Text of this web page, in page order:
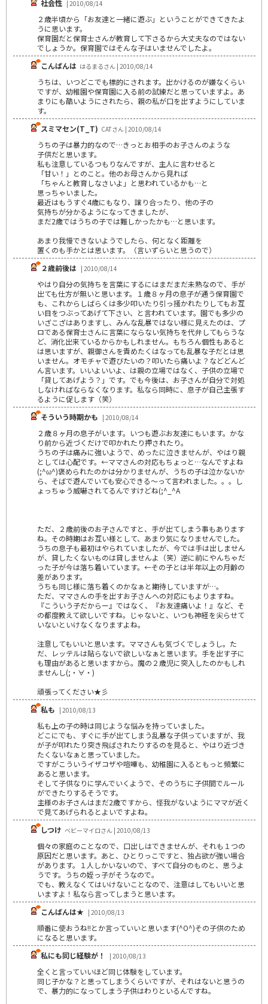
社会性 | 2010/08/14
２歳半頃から「お友達と一緒に遊ぶ」ということができてきたよ
うに思います。
保育園だと保育士さんが教育して下さるから大丈夫なのではない
でしょうか。保育園ではそんな子はいませんでしたよ。
こんばんは はるまるさん | 2010/08/14
うちは、いつどこでも標的にされます。出かけるのが嫌なくらい
ですが、幼稚園や保育園に入る前の試練だと思っていますよ。あ
まりにも酷いようにされたら、親の私が口を出すようにしていま
す。
スミマセン(T_T) CATさん | 2010/08/14
うちの子は暴力的なので…きっとお相手のお子さんのような
子供だと思います。
私も注意しているつもりなんですが、主人に言わせると
「甘い！」とのこと。他のお母さんから見れば
「ちゃんと教育しなさいよ」と思われているかも…と
思っちゃいました。
最近はもうすぐ4歳にもなり、譲り合ったり、他の子の
気持ちが分かるようになってきましたが、
まだ2歳ではうちの子では難しかったかも…と思います。
あまり我慢できないようでしたら、何となく距離を
置くのも手かとは思います。（言いずらいと思うので）
２歳前後は | 2010/08/14
やはり自分の気持ちを言葉にするにはまだまだ未熟なので、手が
出ても仕方が無いと思います。１歳８ヶ月の息子が通う保育園で
も、これからしばらくは多少叩いたり引っ掻かれたりしてもお互
い目をつぶってあげて下さい、と言われています。園でも多少の
いざこざはありますし、みんな乱暴ではない様に見えたのは、プ
ロである保育士さんに言葉にならない気持ちを代弁してもらうな
ど、消化出来ているからかもしれません。もちろん個性もあると
は思いますが、親御さんを責めたくはなっても乱暴な子だとは思
いません。オモチャで遊びたいの？叩いたら痛いよ？などどんど
ん言います。いいよいいよ、は親の立場ではなく、子供の立場で
「貸してあげよう？」です。でも今後は、お子さんが自分で対処
しなければならなくなります。私なら同時に、息子が自己主張す
るように促します（笑）
そういう時期かも | 2010/08/14
２歳８ヶ月の息子がいます。いつも遊ぶお友達にもいます。かな
り前から近づくだけで叩かれたり押されたり。
うちの子は痛みに強いようで、めったに泣きませんが、やはり親
としては心配です。←ママさんの対応もちょっと…なんですよね
(;^ω^)褒められたのかは分かりませんが、うちの子は泣かないか
ら、そばで遊んでいても安心できる～って言われました。。。し
ょっちゅう威嚇されてるんですけどね(;^_^A
ただ、２歳前後のお子さんですと、手が出てしまう事もあります
ね。その時期はお互い様として、あまり気になりませんでした。
うちの息子も最初はやられていましたが、今では手は出しません
が、貸したくないものは貸しませんよ（笑）逆に前にやんちゃだ
った子が今は落ち着いています。←その子とは半年以上の月齢の
差があります。
うちも同じ様に落ち着くのかなぁと期待していますが…。
ただ、ママさんの手を出すお子さんへの対応にもよりますね。
『こういう子だからー』ではなく、『お友達痛いよ！』など、そ
の都度教えて欲しいですね。じゃないと、いつも神経を尖らせて
いないといけなくなりますよね。
注意してもいいと思います。ママさんも気づくでしょうし。た
だ、レッテルは貼らないで欲しいなぁと思います。手を出す子に
も理由があると思いますから。魔の２歳児に突入したのかもしれ
ませんし(;・∀・)
頑張ってください★彡
私も | 2010/08/13
私も上の子の時は同じような悩みを持っていました。
どこにでも、すぐに手が出てしまう乱暴な子供っていますが、我
が子が叩れたり突き飛ばされたりするのを見ると、やはり近づき
たくないなぁと思っていました。
ですがこういうイザコザや喧嘩も、幼稚園に入るともっと頻繁に
あると思います。
そして子供なりに学んでいくようで、そのうちに子供間でルール
ができたりするそうです。
主様のお子さんはまだ2歳ですから、怪我がないようにママが近く
で見てあげられるとよいですよね。
しつけ ベビーマイロさん | 2010/08/13
個々の家庭のことなので、口出しはできませんが、それも１つの
原因だと思います。あと、ひとりっこですと、独占欲が強い場合
があります。１人しかいないので、すべて自分のものと、思うよ
うです。うちの姪っ子がそうなので。
でも、教えなくてはいけないことなので、注意はしてもいいと思
いますよ！私なら言ってしまうと思います。
こんばんは★ | 2010/08/13
順番に使おうね!!とか言っていいと思います(^O^)その子供のため
になると思います。
私にも同じ経験が！
| 2010/08/13
全くと言っていいほど同じ体験をしています。
同じ子かな？と思ってしまうくらいですが、それはないと思うの
で、暴力的になってしまう子供はわりといるんですね。